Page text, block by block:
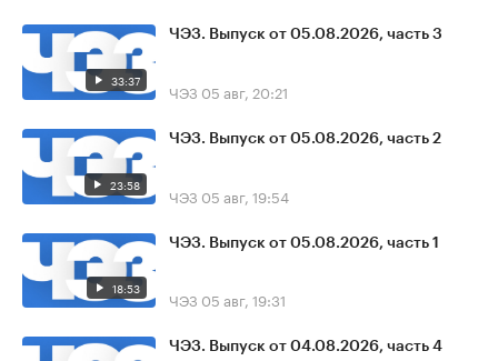
33:37
ЧЭЗ. Выпуск от 05.08.2026, часть 3
ЧЭЗ 05 авг, 20:21
23:58
ЧЭЗ. Выпуск от 05.08.2026, часть 2
ЧЭЗ 05 авг, 19:54
18:53
ЧЭЗ. Выпуск от 05.08.2026, часть 1
ЧЭЗ 05 авг, 19:31
ЧЭЗ. Выпуск от 04.08.2026, часть 4